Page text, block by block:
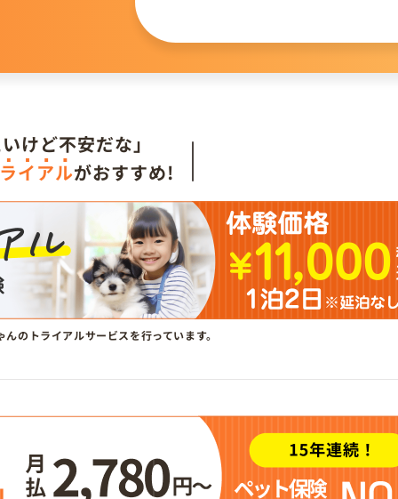
けど不安だな」
イアルがおすすめ!
んのトライアルサービスを行っています。